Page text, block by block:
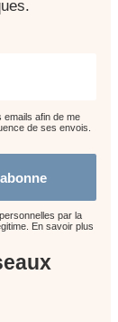
afin de me
de ses envois.
par la
En savoir plus